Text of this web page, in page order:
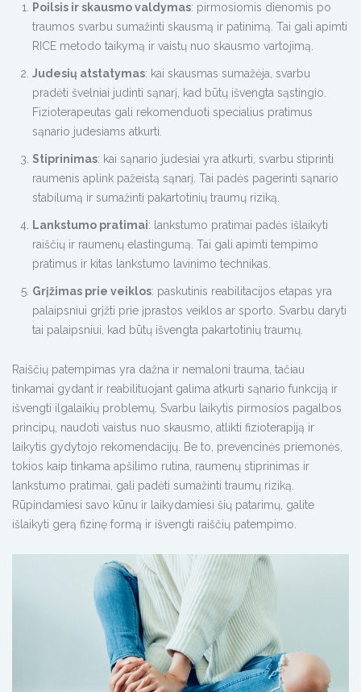
Poilsis ir skausmo valdymas: pirmosiomis dienomis po
traumos svarbu sumažinti skausmą ir patinimą. Tai gali apimti
RICE metodo taikymą ir vaistų nuo skausmo vartojimą.
Judesių atstatymas: kai skausmas sumažėja, svarbu
pradėti švelniai judinti sąnarį, kad būtų išvengta sąstingio.
Fizioterapeutas gali rekomenduoti specialius pratimus
sąnario judesiams atkurti.
Stiprinimas: kai sąnario judesiai yra atkurti, svarbu stiprinti
raumenis aplink pažeistą sąnarį. Tai padės pagerinti sąnario
stabilumą ir sumažinti pakartotinių traumų riziką.
Lankstumo pratimai: lankstumo pratimai padės išlaikyti
raiščių ir raumenų elastingumą. Tai gali apimti tempimo
pratimus ir kitas lankstumo lavinimo technikas.
Grįžimas prie veiklos: paskutinis reabilitacijos etapas yra
palaipsniui grįžti prie įprastos veiklos ar sporto. Svarbu daryti
tai palaipsniui, kad būtų išvengta pakartotinių traumų.
Raiščių patempimas yra dažna ir nemaloni trauma, tačiau
tinkamai gydant ir reabilituojant galima atkurti sąnario funkciją ir
išvengti ilgalaikių problemų. Svarbu laikytis pirmosios pagalbos
principų, naudoti vaistus nuo skausmo, atlikti fizioterapiją ir
laikytis gydytojo rekomendacijų. Be to, prevencinės priemonės,
tokios kaip tinkama apšilimo rutina, raumenų stiprinimas ir
lankstumo pratimai, gali padėti sumažinti traumų riziką.
Rūpindamiesi savo kūnu ir laikydamiesi šių patarimų, galite
išlaikyti gerą fizinę formą ir išvengti raiščių patempimo.